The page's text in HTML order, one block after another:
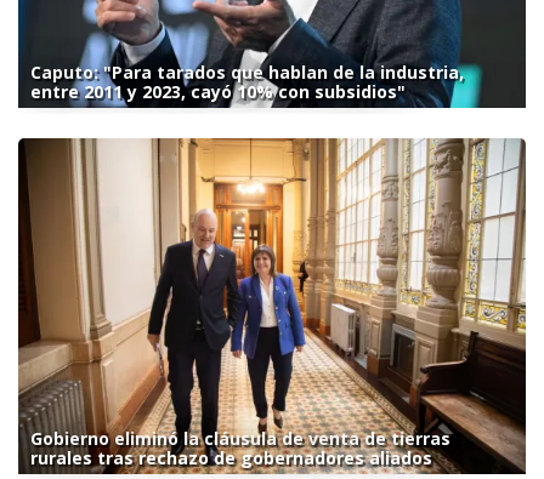
Caputo: "Para tarados que hablan de la industria,
entre 2011 y 2023, cayó 10% con subsidios"
Gobierno eliminó la cláusula de venta de tierras
rurales tras rechazo de gobernadores aliados